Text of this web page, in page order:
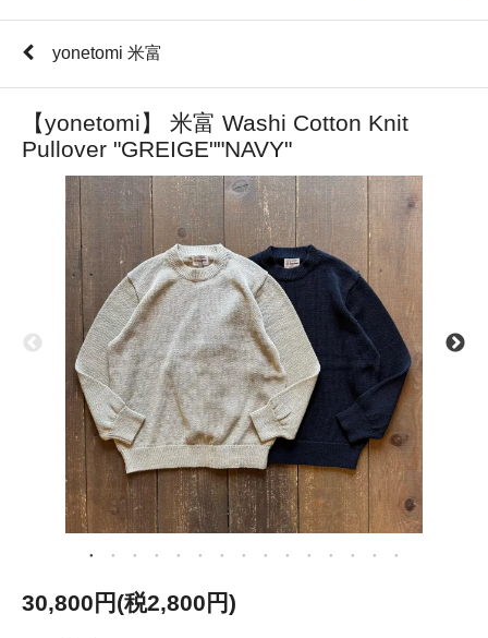
yonetomi 米富
【yonetomi】 米富 Washi Cotton Knit
Pullover "GREIGE""NAVY"
30,800円(税2,800円)